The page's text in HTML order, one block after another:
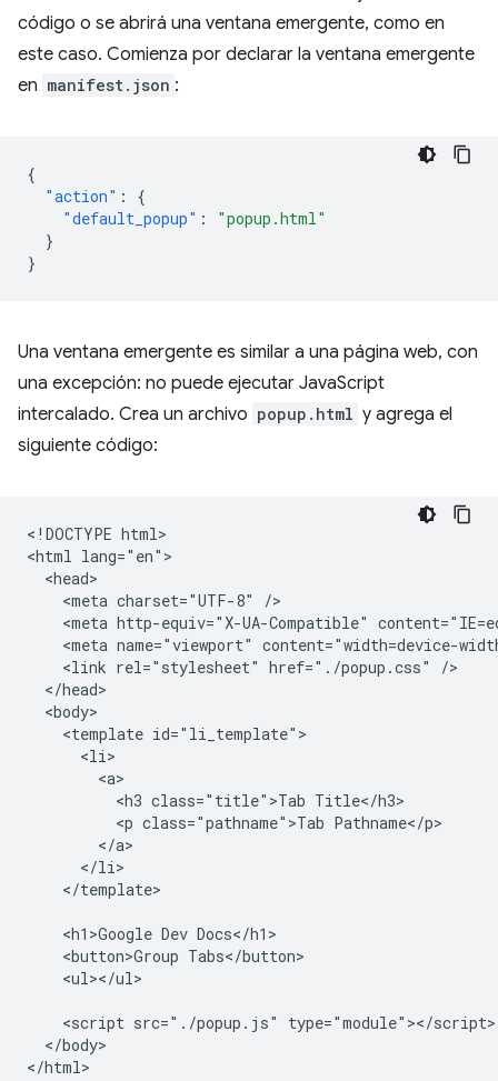
código o se abrirá una ventana emergente, como en
este caso. Comienza por declarar la ventana emergente
en manifest.json :
{
"action" :
{
"default_popup" :
"popup.html"
}
}
Una ventana emergente es similar a una página web, con
una excepción: no puede ejecutar JavaScript
intercalado. Crea un archivo popup.html y agrega el
siguiente código:
<!DOCTYPE html>
<html lang="en">
  <head>
    <meta charset="UTF-8" />
<meta http-equiv="X-UA-Compatible"
<meta name="viewport" content="width=device-
    <link rel="stylesheet" href="./popup.css" />
  </head>
  <body>
    <template id="li_template">
      <li>
        <a>
          <h3 class="title">Tab Title</h3>
          <p class="pathname">Tab Pathname</p>
        </a>
      </li>
    </template>
    <h1>Google Dev Docs</h1>
    <button>Group Tabs</button>
    <ul></ul>
    <script src="./popup.js" type="module"></script>
  </body>